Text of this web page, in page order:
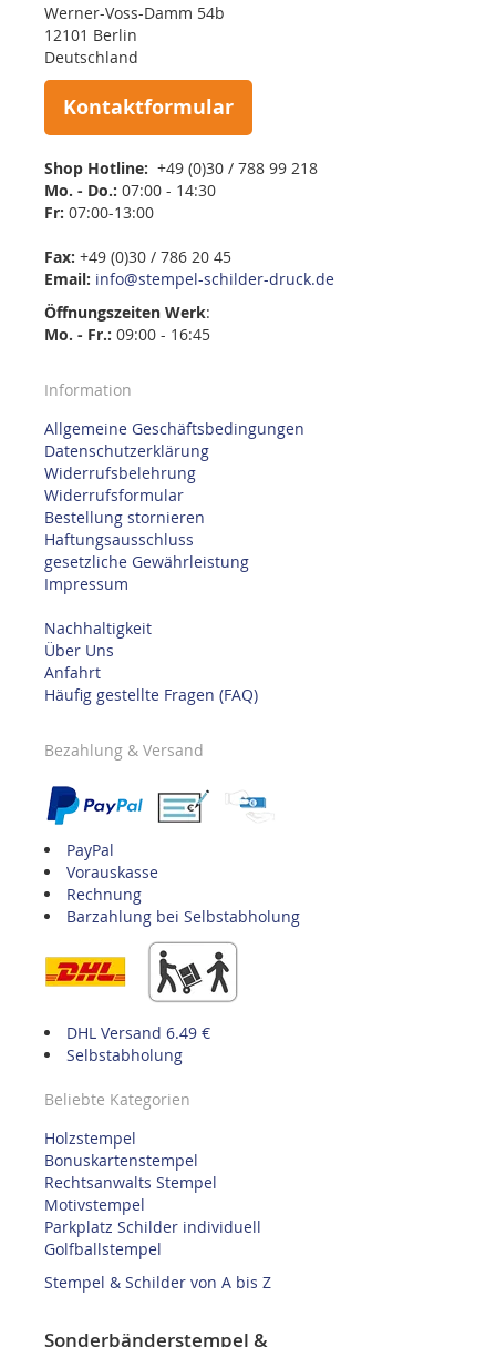
Werner-Voss-Damm 54b
12101 Berlin
Deutschland
Kontaktformular
Shop Hotline: +49 (0)30 / 788 99 218
Mo. - Do.: 07:00 - 14:30
Fr: 07:00-13:00
Fax: +49 (0)30 / 786 20 45
Email: info@stempel-schilder-druck.de
Öffnungszeiten Werk:
Mo. - Fr.: 09:00 - 16:45
Information
Allgemeine Geschäftsbedingungen
Datenschutzerklärung
Widerrufsbelehrung
Widerrufsformular
Bestellung stornieren
Haftungsausschluss
gesetzliche Gewährleistung
Impressum
Nachhaltigkeit
Über Uns
Anfahrt
Häufig gestellte Fragen (FAQ)
Bezahlung & Versand
PayPal
Vorauskasse
Rechnung
Barzahlung bei Selbstabholung
DHL Versand 6.49 €
Selbstabholung
Beliebte Kategorien
Holzstempel
Bonuskartenstempel
Rechtsanwalts Stempel
Motivstempel
Parkplatz Schilder individuell
Golfballstempel
Stempel & Schilder von A bis Z
Sonderbänderstempel &